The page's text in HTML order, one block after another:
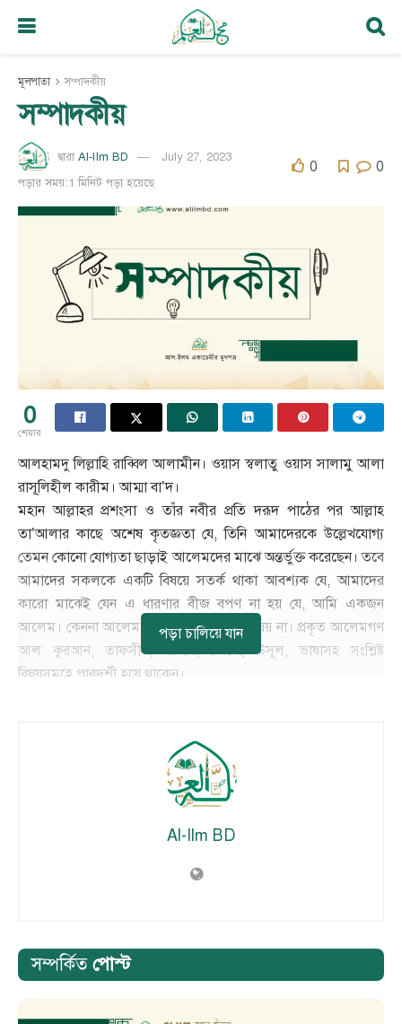
মূলপাতা সম্পাদকীয়
সম্পাদকীয়
দ্বারা Al-Ilm BD July 27, 2023
পড়ার সময়:1 মিনিট পড়া হয়েছে
0 0
0
শেয়ার
আলহামদু লিল্লাহি রাব্বিল আলামীন। ওয়াস স্বলাতু ওয়াস সালামু আলা
রাসূলিহীল কারীম। আম্মা বা’দ।
মহান আল্লাহর প্রশংসা ও তাঁর নবীর প্রতি দরূদ পাঠের পর আল্লাহ
তা’আলার কাছে অশেষ কৃতজ্ঞতা যে, তিনি আমাদেরকে উল্লেখযোগ্য
তেমন কোনো যোগ্যতা ছাড়াই আলেমদের মাঝে অন্তর্ভুক্ত করেছেন। তবে
আমাদের সকলকে একটি বিষয়ে সতর্ক থাকা আবশ্যক যে, আমাদের
কারো মাঝেই যেন এ ধারণার বীজ বপণ না হয় যে, আমি একজন
আলেম। কেননা আলেম হওয়া সাধারণ কোন বিষয় না। প্রকৃত আলেমগণ
আল কুরআন, তাফসীর, হাদীস, ফিক্বহ, উসূল, ভাষাসহ সংশ্লিষ্ট
বিষয়সমূহে পারদর্শী হয়ে থাকেন।
পড়া চালিয়ে যান
Al-Ilm BD
সম্পর্কিত পোস্ট